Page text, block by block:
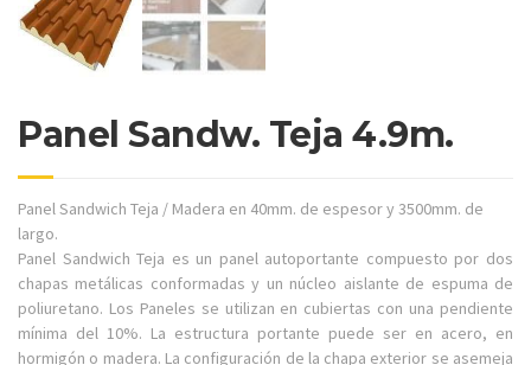
Panel Sandw. Teja 4.9m.
Panel Sandwich Teja / Madera en 40mm. de espesor y 3500mm. de
largo.
Panel Sandwich Teja es un panel autoportante compuesto por dos
chapas metálicas conformadas y un núcleo aislante de espuma de
poliuretano. Los Paneles se utilizan en cubiertas con una pendiente
mínima del 10%. La estructura portante puede ser en acero, en
hormigón o madera. La configuración de la chapa exterior se asemeja